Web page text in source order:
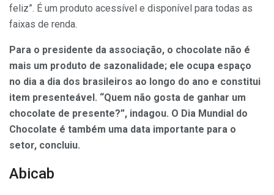
feliz”. É um produto acessível e disponível para todas as
faixas de renda.
Para o presidente da associação, o chocolate não é
mais um produto de sazonalidade; ele ocupa espaço
no dia a dia dos brasileiros ao longo do ano e constitui
item presenteável. “Quem não gosta de ganhar um
chocolate de presente?”, indagou. O Dia Mundial do
Chocolate é também uma data importante para o
setor, concluiu.
Abicab